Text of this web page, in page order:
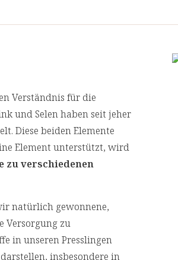
[3] Selen trägt zu einer
[4] Selen trägt dazu bei, die
[5] Zink trägt dazu bei, die
Verständnis für die
und Selen haben seit jeher
Diese beiden Elemente
Element unterstützt, wird
zu verschiedenen
natürlich gewonnene,
Versorgung zu
in unseren Presslingen
insbesondere in